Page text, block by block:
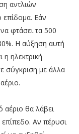
αντλιών
επίδομα. Εάν
φτάσει τα 500
Η αύξηση αυτή
ηλεκτρική
σύγκριση με άλλα
αέριο θα λάβει
Αν πέρυσι